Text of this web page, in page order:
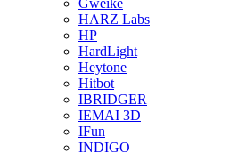
Gweike
HARZ Labs
HP
HardLight
Heytone
Hitbot
IBRIDGER
IEMAI 3D
IFun
INDIGO